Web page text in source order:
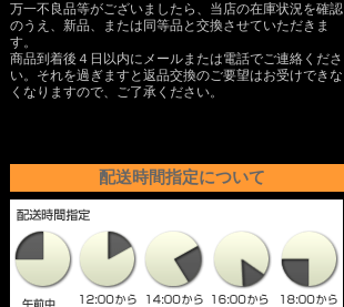
万一不良品等がございましたら、当店の在庫状況を確認
のうえ、新品、または同等品と交換させていただきま
す。
商品到着後４日以内にメールまたは電話でご連絡くださ
い。それを過ぎますと返品交換のご要望はお受けできな
くなりますので、ご了承ください。
配送時間指定について